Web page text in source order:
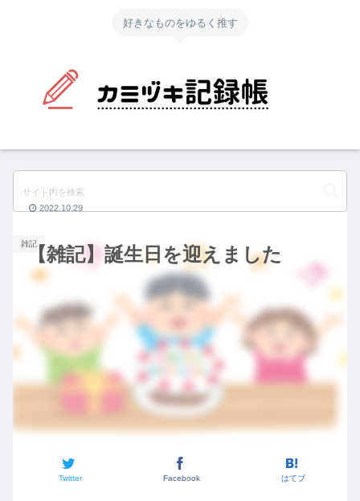
好きなものをゆるく推す
【雑記】誕生日を迎えました
雑記
Twitter Facebook はてブ
2022.10.29